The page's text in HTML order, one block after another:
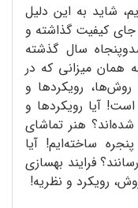
شاید به این دلیل
کیفیت گذاشته و
سال گذشته
همان میزانی که در
روش‌ها، رویکردها و
آیا رویکردها و
هنر تماشای
ساخته‌ایم! آیا
فرایند بهسازی
روش، رویکرد و نظریه!